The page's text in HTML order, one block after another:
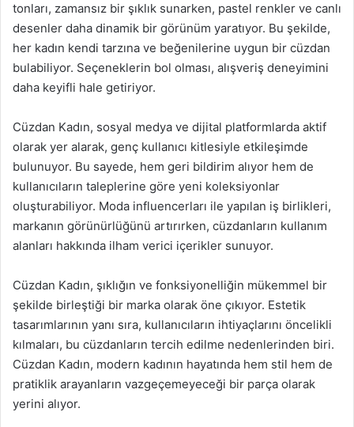
tonları, zamansız bir şıklık sunarken, pastel renkler ve canlı
desenler daha dinamik bir görünüm yaratıyor. Bu şekilde,
her kadın kendi tarzına ve beğenilerine uygun bir cüzdan
bulabiliyor. Seçeneklerin bol olması, alışveriş deneyimini
daha keyifli hale getiriyor.
Cüzdan Kadın, sosyal medya ve dijital platformlarda aktif
olarak yer alarak, genç kullanıcı kitlesiyle etkileşimde
bulunuyor. Bu sayede, hem geri bildirim alıyor hem de
kullanıcıların taleplerine göre yeni koleksiyonlar
oluşturabiliyor. Moda influencerları ile yapılan iş birlikleri,
markanın görünürlüğünü artırırken, cüzdanların kullanım
alanları hakkında ilham verici içerikler sunuyor.
Cüzdan Kadın, şıklığın ve fonksiyonelliğin mükemmel bir
şekilde birleştiği bir marka olarak öne çıkıyor. Estetik
tasarımlarının yanı sıra, kullanıcıların ihtiyaçlarını öncelikli
kılmaları, bu cüzdanların tercih edilme nedenlerinden biri.
Cüzdan Kadın, modern kadının hayatında hem stil hem de
pratiklik arayanların vazgeçemeyeceği bir parça olarak
yerini alıyor.